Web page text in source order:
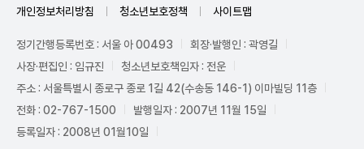
개인정보처리방침 청소년보호정책 사이트맵
정기간행등록번호 : 서울 아 00493
회장·발행인 : 곽영길
사장·편집인 : 임규진
청소년보호책임자 : 전운
주소 : 서울특별시 종로구 종로 1길 42(수송동 146-1) 이마빌딩 11층
전화 : 02-767-1500
발행일자 : 2007년 11월 15일
등록일자 : 2008년 01월10일